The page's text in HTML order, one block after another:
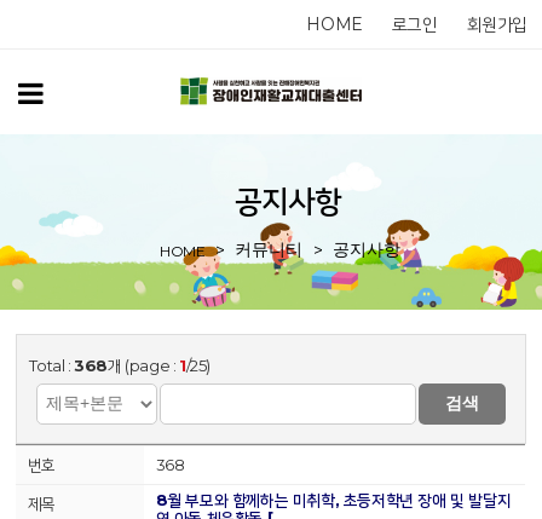
HOME 로그인 회원가입
공지사항
HOME 커뮤니티 공지사항
Total :368개 (page : 1/25)
검색
368
8월 부모와 함께하는 미취학, 초등저학년 장애 및 발달지